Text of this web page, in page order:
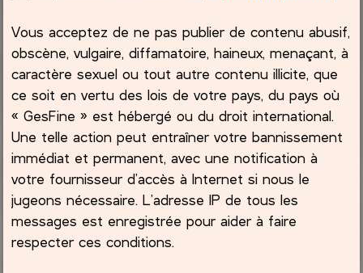
Vous acceptez de ne pas publier de contenu abusif,
obscène, vulgaire, diffamatoire, haineux, menaçant, à
caractère sexuel ou tout autre contenu illicite, que
ce soit en vertu des lois de votre pays, du pays où
« GesFine » est hébergé ou du droit international.
Une telle action peut entraîner votre bannissement
immédiat et permanent, avec une notification à
votre fournisseur d’accès à Internet si nous le
jugeons nécessaire. L’adresse IP de tous les
messages est enregistrée pour aider à faire
respecter ces conditions.